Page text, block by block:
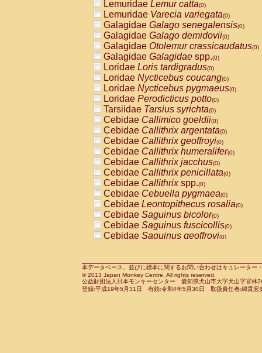
AtelidaeAlouatta seniculus
AtelidaeAlouattaspp.(0)
AtelidaeAteles belzebuth(0)
AtelidaeAteles geoffroyi(0)
AtelidaeAteles paniscus(0)
AtelidaeAtelesspp.(0)
Atelidae Lagothrix lagothricha
AtelidaeLagothrix lagothricha cana
PitheciidaeCacajao calvus
PitheciidaeCallicebus cupreus
PitheciidaeCallicebus donacophilus
PitheciidaeCallicebus moloch
PitheciidaeCallicebus torquatus
PitheciidaeCallicebusspp.(0)
PitheciidaeChiropotes satanas(0)
PitheciidaePithecia monachus
PitheciidaePithecia pithecia(0)
CercopithecidaeCercocebus agilis
CercopithecidaeCercocebus
CercopithecidaeCercocebus
CercopithecidaeCercocebus
CercopithecidaeCercocebus
CercopithecidaeCercocebushybrid
CercopithecidaePapio anubis(0)
CercopithecidaePapio cynocephalus
CercopithecidaePapio hamadryas(0)
Lemuridae Lemur catta(0)
Lemuridae Varecia variegata(0)
Galagidae Galago senegalensis(0)
Galagidae Galago demidovii(0)
Galagidae Otolemur crassicaudatus(0)
Galagidae Galagidae spp.(0)
Loridae Loris tardigradus(0)
Loridae Nycticebus coucang(0)
Loridae Nycticebus pygmaeus(0)
Loridae Perodicticus potto(0)
Tarsiidae Tarsius syrichta(0)
Cebidae Callimico goeldii(0)
Cebidae Callithrix argentata(0)
Cebidae Callithrix geoffroyi(0)
Cebidae Callithrix humeralifer(0)
Cebidae Callithrix jacchus(0)
Cebidae Callithrix penicillata(0)
Cebidae Callithrixspp.(0)
Cebidae Cebuella pygmaea(0)
Cebidae Leontopithecus rosalia(0)
Cebidae Saguinus bicolor(0)
Cebidae Saguinus fuscicollis(0)
Cebidae Saguinus geoffroyi(0)
CebidaeSaguinus leucopus(0)
CebidaeSaguinus midas(0)
Cebidae Saguinus mystax(0)
本データベース、並びに標本に関するお問い合わせはキュレータ
© 2013 Japan Monkey Centre. All rights reserved.
公益財団法人日本モンキーセンター 愛知県犬山市大字犬山字官
登録:平成19年5月31日 有効:令和4年5月30日 取扱責任者:綿貫宏